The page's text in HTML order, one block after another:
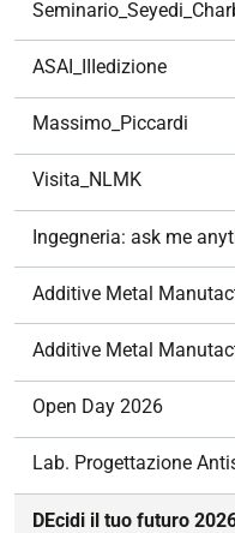
ASAI_IIIedizione
Massimo_Piccardi
Visita_NLMK
Ingegneria: ask me
Additive Metal
Additive Metal
Open Day 2026
Lab. Progettazione
DEcidi il tuo futuro